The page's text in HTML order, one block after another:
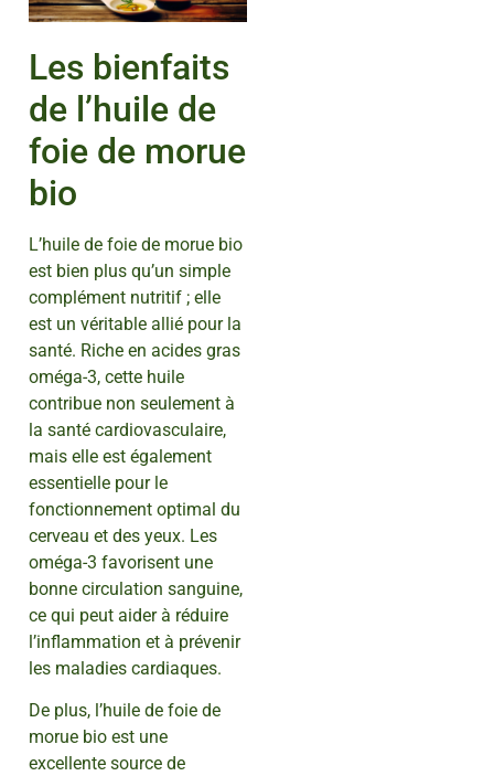
Les bienfaits
de l’huile de
foie de morue
bio
L’huile de foie de morue bio
est bien plus qu’un simple
complément nutritif ; elle
est un véritable allié pour la
santé. Riche en acides gras
oméga-3, cette huile
contribue non seulement à
la santé cardiovasculaire,
mais elle est également
essentielle pour le
fonctionnement optimal du
cerveau et des yeux. Les
oméga-3 favorisent une
bonne circulation sanguine,
ce qui peut aider à réduire
l’inflammation et à prévenir
les maladies cardiaques.
De plus, l’huile de foie de
morue bio est une
excellente source de